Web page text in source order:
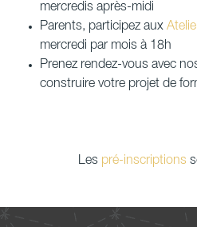
mercredis après-midi
Parents, participez aux
mercredi par mois à 18h
Prenez rendez-vous avec
construire votre
Les pré-inscriptions